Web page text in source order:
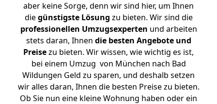
aber keine Sorge, denn wir sind hier, um Ihnen
diegünstigste Lösung zu bieten. Wir sind die
professionellen Umzugsexperten und arbeiten
stets daran, Ihnen die besten Angebote und
Preisezu bieten. Wir wissen, wie wichtig es ist,
bei einem Umzug von München nach Bad
Wildungen Geld zu sparen, und deshalb setzen
wir alles daran, Ihnen die besten Preise zu bieten.
Ob Sie nun eine kleine Wohnung haben oder ein